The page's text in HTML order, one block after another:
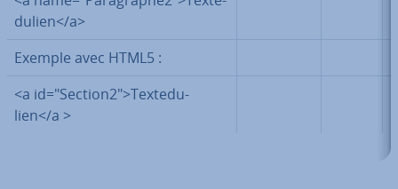
du­lien</a>
Exemple avec HTML5 :
<a id="Section2">Tex­te­du­
lien</a >